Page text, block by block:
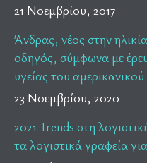
21 Νοεμβρίου, 2017
Άνδρας, νέος στην
οδηγός, σύμφωνα με
υγείας του
23 Νοεμβρίου, 2020
2021 Trends στη
τα λογιστικά γραφεία